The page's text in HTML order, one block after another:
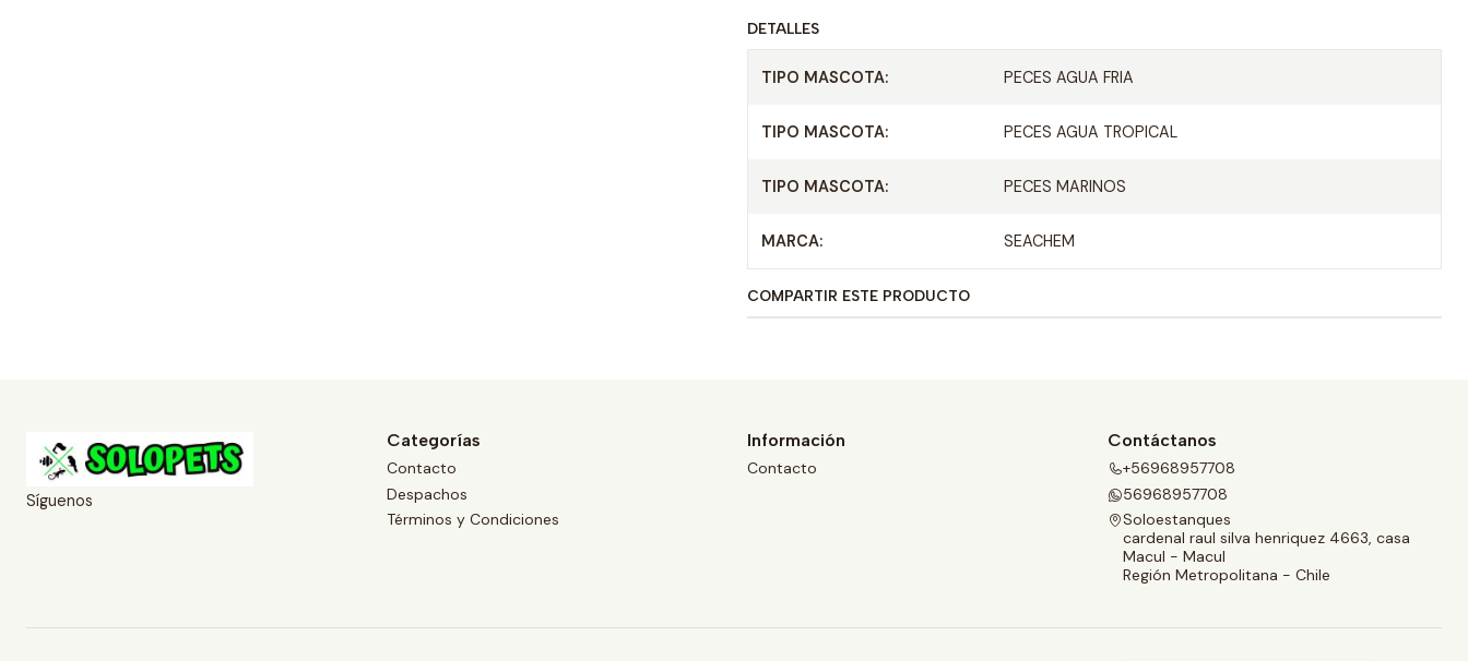
DETALLES
TIPO MASCOTA: PECES AGUA FRIA
TIPO MASCOTA: PECES AGUA TROPICAL
TIPO MASCOTA: PECES MARINOS
MARCA: SEACHEM
COMPARTIR ESTE PRODUCTO
Síguenos
Categorías
Contacto
Despachos
Términos y Condiciones
Información
Contacto
Contáctanos
+56968957708
56968957708
Soloestanques
cardenal raul silva henriquez 4663, casa
Macul - Macul
Región Metropolitana - Chile